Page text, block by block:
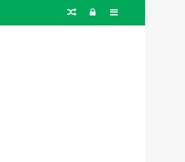
Barra
Entrar
Artigo